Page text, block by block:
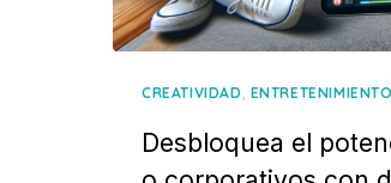
CREATIVIDAD, ENTRETENIMIENTO
Desbloquea el